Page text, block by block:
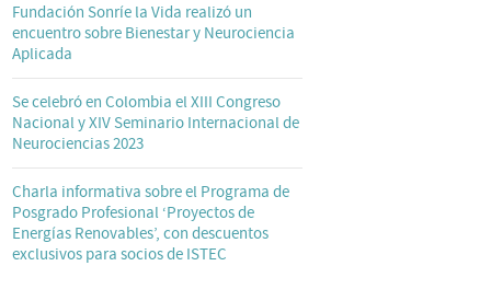
Fundación Sonríe la Vida realizó un
encuentro sobre Bienestar y Neurociencia
Aplicada
Se celebró en Colombia el XIII Congreso
Nacional y XIV Seminario Internacional de
Neurociencias 2023
Charla informativa sobre el Programa de
Posgrado Profesional ‘Proyectos de
Energías Renovables’, con descuentos
exclusivos para socios de ISTEC